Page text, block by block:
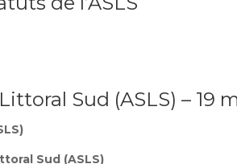
Sud (ASLS) – 19
Sud (ASLS)